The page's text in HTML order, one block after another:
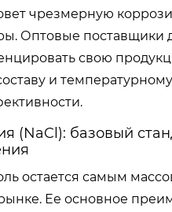
чрезмерную
Оптовые поставщики
свою
и температурному
(NaCl): базовый
остается самым
Ее основное